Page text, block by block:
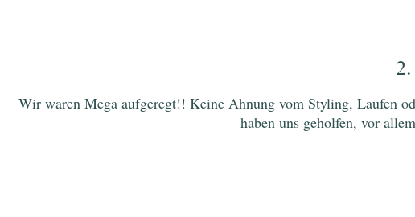
Wir waren Mega aufgeregt!! Keine Ahnung vom Styling, Laufen
haben uns geholfen, vor